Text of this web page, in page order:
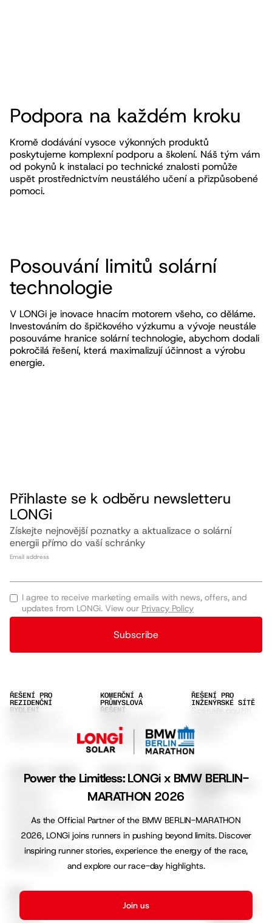
Power the Limitless: LONGi x BMW BERLIN-
MARATHON 2026
As the Official Partner of the BMW BERLIN-MARATHON
2026, LONGi joins runners in pushing beyond limits. Discover
inspiring runner stories, experience the energy of the race,
and explore our race-day highlights.
Join us
Podpora na každém kroku
Kromě dodávání vysoce výkonných produktů
poskytujeme komplexní podporu a školení. Náš tým vám
od pokynů k instalaci po technické znalosti pomůže
uspět prostřednictvím neustálého učení a přizpůsobené
pomoci.
Posouvání limitů solární
technologie
V LONGi je inovace hnacím motorem všeho, co děláme.
Investováním do špičkového výzkumu a vývoje neustále
posouváme hranice solární technologie, abychom dodali
pokročilá řešení, která maximalizují účinnost a výrobu
energie.
Přihlaste se k odběru newsletteru
LONGi
Získejte nejnovější poznatky a aktualizace o solární
energii přímo do vaší schránky
Email address
I agree to receive marketing emails with news, offers, and
updates from LONGi. View our Privacy Policy
Subscribe
ŘEŠENÍ PRO
REZIDENČNÍ
BYDLENÍ
KOMERČNÍ A
PRŮMYSLOVÁ
ŘEŠENÍ
Hi-MO X10
Hi-MO S10
Hi-MO X6 Max
ŘEŠENÍ PRO
INŽENÝRSKÉ SÍTĚ
Scénáře použití
Hi-MO 9
Hi-MO 7
Centrum podpory
produktů
Certifikáty
produktů
Pokyny k instalaci
Záruční
O nás
Podmínky
Soukromí
PROSTŘEDÍ,
Klima &
Společenský
Dopad
Technologie
MEDIA
YouTube